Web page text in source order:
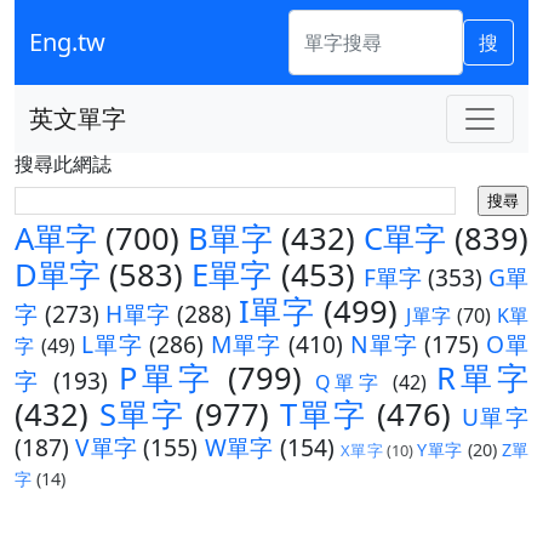
Eng.tw 搜
英文單字
搜尋此網誌
A單字 (700) B單字 (432) C單字 (839)
D單字 (583) E單字 (453) F單字(353) G單
字 (273) H單字 (288) I單字 (499) J單字 (70) K單
字 (49) L單字 (286) M單字 (410) N單字 (175) O單
字 (193) P單字 (799) Q單字 (42) R單字
(432) S單字 (977) T單字 (476) U單字
(187) V單字(155) W單字 (154) X單字(10)Y單字 (20) Z單
字 (14)